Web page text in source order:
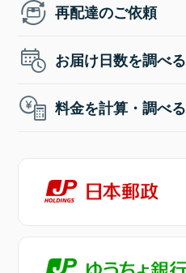
再配達のご依頼
お届け日数を調べる
料金を計算・調べる